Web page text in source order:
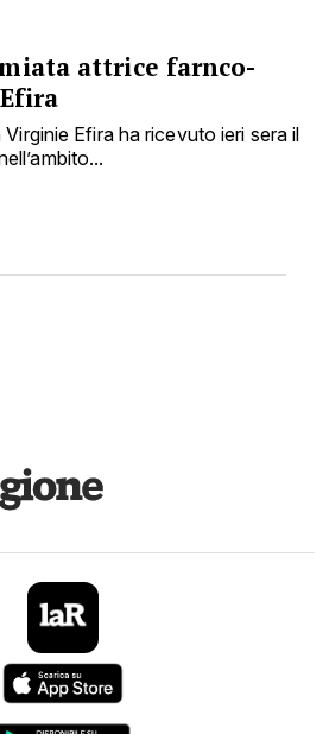
attrice farnco-
Efira ha ricevuto ieri sera il